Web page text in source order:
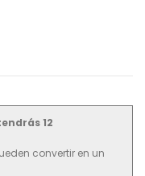
12
convertir en un